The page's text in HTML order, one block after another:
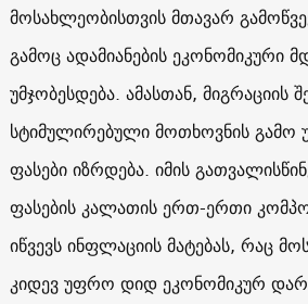
მოსახლეობისთვის მთავარ
გამოც ადამიანების ეკონომიკური
უმჯობესდება. ამასთან, მიგრაციის
სტიმულირებული მოთხოვნის გამო
ფასები იზრდება. იმის
ფასების კალათის ერთ-ერთი
იწვევს ინფლაციის მატებას, რაც
კიდევ უფრო დიდ ეკონომიკურ